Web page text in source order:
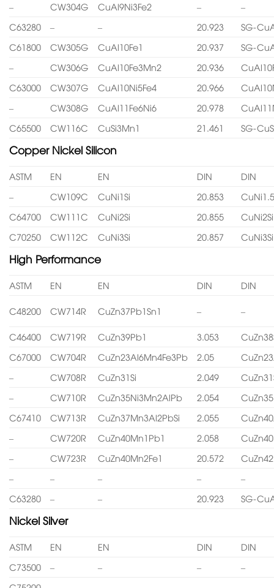
–
CW304G CuAl9Ni3Fe2 –
–
C63280
– – 20.923
SG-
C61800
CW305G CuAl10Fe1 20.937
SG-
–
CW306G CuAl10Fe3Mn2 20.936
C63000
CW307G CuAl10Ni5Fe4 20.966
–
CW308G CuAl11Fe6Ni6 20.978
C65500
CW116C CuSi3Mn1 21.461 SG-
Copper Nickel Silicon
ASTM EN EN DIN
DIN
–
CW109C CuNi1Si 20.853
C64700
CW111C CuNi2Si 20.855
CuNi2Si
C70250
CW112C CuNi3Si 20.857 CuNi3Si
High Performance
ASTM EN EN DIN DIN
C48200 CW714R CuZn37Pb1Sn1 – –
C46400 CW719R CuZn39Pb1 3.053
C67000
CW704R CuZn23Al6Mn4Fe3Pb 2.05
–
CW708R CuZn31Si 2.049
–
CW710R CuZn35Ni3Mn2AlPb 2.054
C67410
CW713R CuZn37Mn3Al2PbSi 2.055
–
CW720R CuZn40Mn1Pb1 2.058
–
CW723R CuZn40Mn2Fe1 20.572
–
– – –
–
C63280
– – 20.923 SG-
Nickel Silver
ASTM EN EN DIN
DIN
C73500
– – –
–